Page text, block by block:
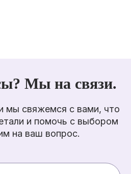
Мы на связи.
мы свяжемся с вами, что
и помочь с выбором
на ваш вопрос.